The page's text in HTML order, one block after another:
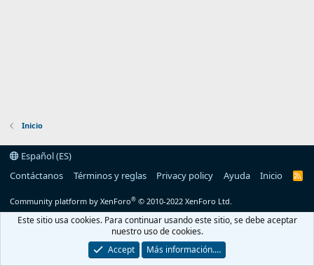
Inicio
Español (ES)
Contáctanos
Términos y reglas Privacy policy Ayuda Inicio
R
Community platform by XenForo® © 2010-2022 XenForo Ltd.
Este sitio usa cookies. Para continuar usando este sitio, se debe aceptar
nuestro uso de cookies.
Accept
Más información.…